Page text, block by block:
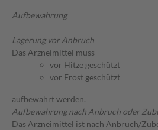
Aufbewahrung
Lagerung vor Anbruch
Das Arzneimittel muss
vor Hitze geschützt
vor Frost geschützt
aufbewahrt werden.
Aufbewahrung nach Anbruch oder
Das Arzneimittel ist nach Anbruch/